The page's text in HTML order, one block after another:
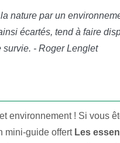
nature par un
écartés, tend à faire
survie. - Roger Lenglet
environnement ! Si vous
mini-guide offert Les